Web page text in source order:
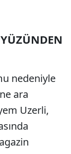
nedeniyle
ara
Uzerli,